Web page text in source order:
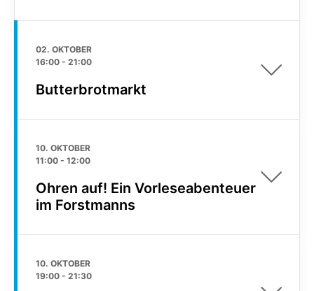
02. OKTOBER
16:00 - 21:00
Butterbrotmarkt
10. OKTOBER
11:00 - 12:00
Ohren auf! Ein Vorleseabenteuer
im Forstmanns
10. OKTOBER
19:00 - 21:30